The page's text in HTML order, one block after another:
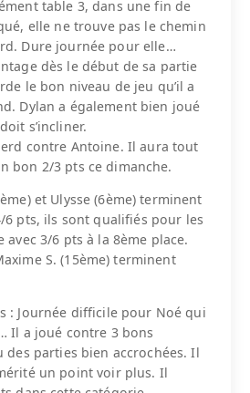
table 3, dans une fin de
elle ne trouve pas le chemin
Dure journée pour elle…
dès le début de sa partie
le bon niveau de jeu qu’il a
Dylan a également bien joué
s’incliner.
contre Antoine. Il aura tout
bon 2/3 pts ce dimanche.
et Ulysse (6ème) terminent
6 pts, ils sont qualifiés pour les
avec 3/6 pts à la 8ème place.
S. (15ème) terminent
: Journée difficile pour Noé qui
Il a joué contre 3 bons
des parties bien accrochées. Il
un point voir plus. Il